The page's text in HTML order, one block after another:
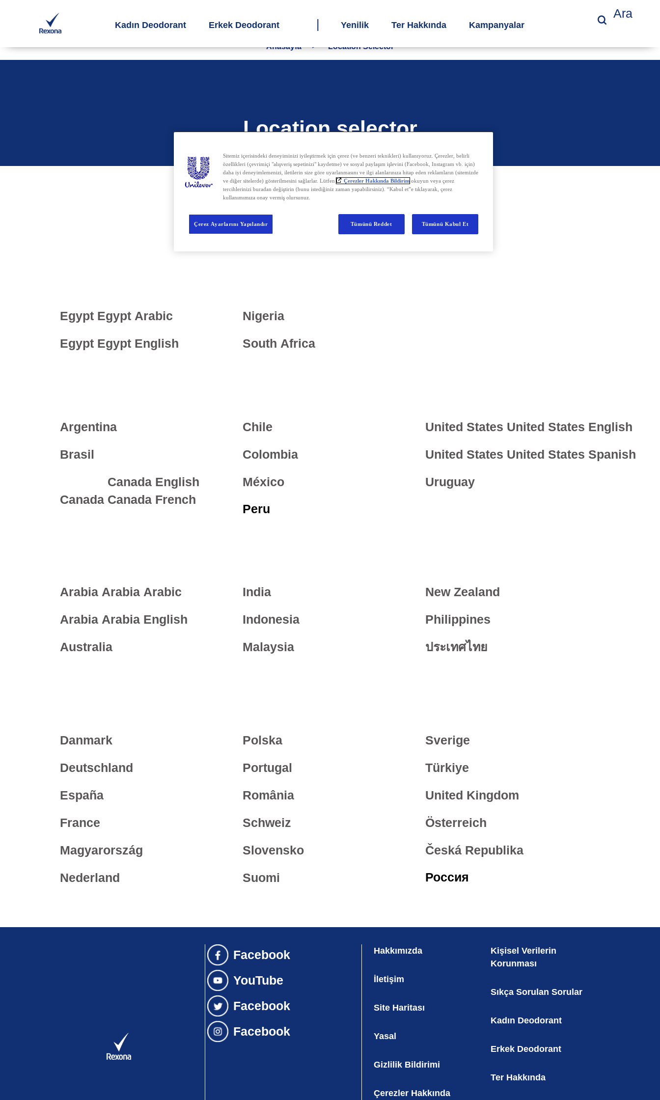
Kadın Deodorant Erkek Deodorant Yenilik Ter Hakkında Kampanyalar
Ara
Anasayfa Location Selector
Location selector
konum seçici
Egypt Egypt Arabic
Egypt Egypt English
Nigeria
South Africa
Argentina
Brasil
Canada
Canada English
Canada French
Chile
Colombia
México
Peru
United States United States English
United States United States Spanish
Uruguay
Arabia Arabia Arabic
Arabia Arabia English
Australia
India
Indonesia
Malaysia
New Zealand
Philippines
ประเทศไทย
Danmark
Deutschland
España
France
Magyarország
Nederland
Polska
Portugal
România
Schweiz
Slovensko
Suomi
Sverige
Türkiye
United Kingdom
Österreich
Česká Republika
Россия
Hakkımızda
İletişim
Site Haritası
Yasal
Gizlilik Bildirimi
Çerezler Hakkında
Kişisel Verilerin
Korunması
Sıkça Sorulan Sorular
Kadın Deodorant
Erkek Deodorant
Ter Hakkında
Sitemiz içerisindeki deneyiminizi iyileştirmek için çerez (ve benzeri teknikleri) kullanıyoruz. Çerezler, belirli
özellikleri (çevrimiçi "alışveriş sepetinizi" kaydetme) ve sosyal paylaşım işlevini (Facebook, Instagram vb. için)
daha iyi deneyimlemenizi, iletilerin size göre uyarlanmasını ve ilgi alanlarınıza hitap eden reklamların (sitemizde
ve diğer sitelerde) gösterilmesini sağlarlar. Lütfen
Çerezler Hakkında Bildirim okuyun veya çerez
tercihlerinizi buradan değiştirin (bunu istediğiniz zaman yapabilirsiniz). “Kabul et”e tıklayarak, çerez
kullanımımıza onay vermiş olursunuz.
Çerez Ayarlarını Yapılandır Tümünü Reddet Tümünü Kabul Et